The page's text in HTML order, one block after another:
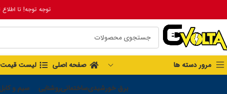
توجه توجه! تا
مرور دسته ها صفحه اصلی لیست قیمت
برق خورشیدیساختمانیروشنایی
سیم و کابل